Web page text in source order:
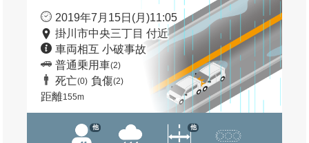
2019年7月15日(月)11:05
掛川市中央三丁目 付近
車両相互 小破事故
普通乗用車(2)
死亡(0) 負傷(2)
距離155m
他 他